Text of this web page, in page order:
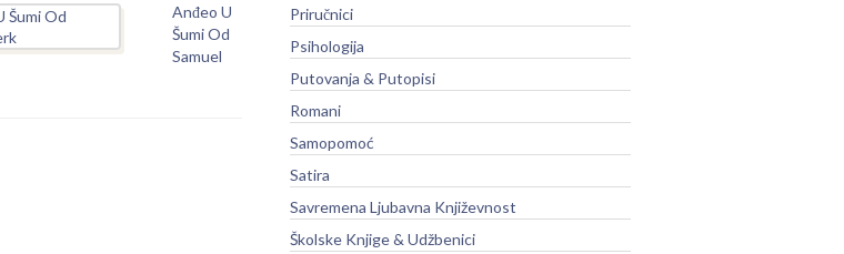
Anđeo U
Šumi Od
Samuel
Priručnici
Psihologija
Putovanja & Putopisi
Romani
Samopomoć
Satira
Savremena Ljubavna Književnost
Školske Knjige & Udžbenici